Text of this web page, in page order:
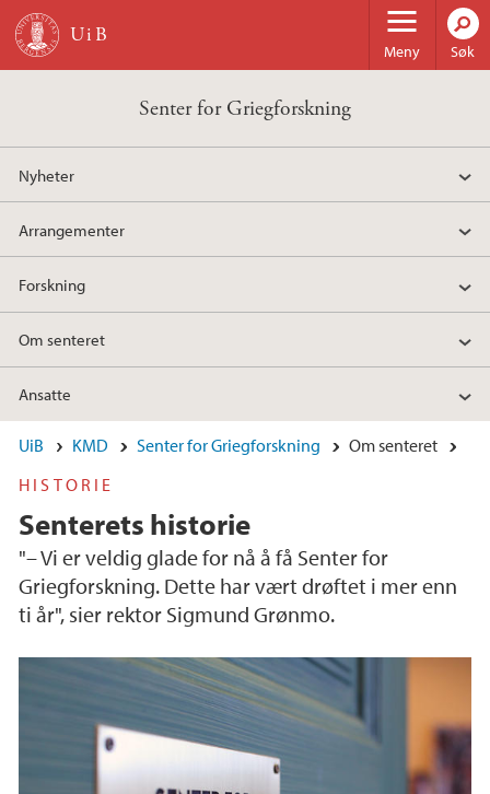
Hopp til hovedinnhold
Meny Søk
Senter for Griegforskning
Nyheter
Arrangementer
Forskning
Om senteret
Ansatte
UiB KMD Senter for Griegforskning
Om senteret
HISTORIE
Senterets historie
"– Vi er veldig glade for nå å få Senter for
Griegforskning. Dette har vært drøftet i mer enn
ti år", sier rektor Sigmund Grønmo.